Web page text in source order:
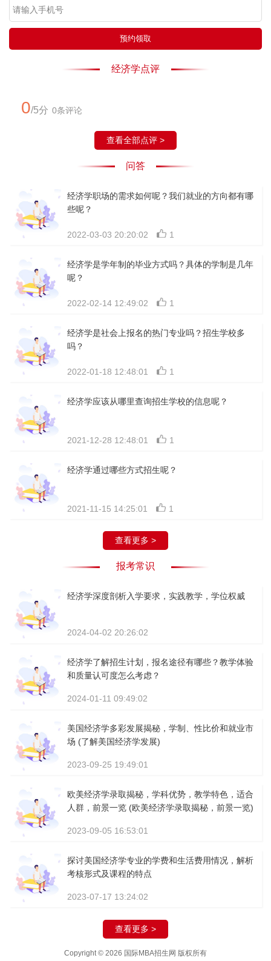
预约领取
经济学点评
0/5分 0条评论
查看全部点评 >
问答
经济学职场的需求如何呢？我们就业的方向都有哪
些呢？
2022-03-03 20:20:02 1
经济学是学年制的毕业方式吗？具体的学制是几年
呢？
2022-02-14 12:49:02 1
经济学是社会上报名的热门专业吗？招生学校多
吗？
2022-01-18 12:48:01 1
经济学应该从哪里查询招生学校的信息呢？
2021-12-28 12:48:01 1
经济学通过哪些方式招生呢？
2021-11-15 14:25:01 1
查看更多 >
报考常识
经济学深度剖析入学要求，实践教学，学位权威
2024-04-02 20:26:02
经济学了解招生计划，报名途径有哪些？教学体验
和质量认可度怎么考虑？
2024-01-11 09:49:02
美国经济学多彩发展揭秘，学制、性比价和就业市
场 (了解美国经济学发展)
2023-09-25 19:49:01
欧美经济学录取揭秘，学科优势，教学特色，适合
人群，前景一览 (欧美经济学录取揭秘，前景一览)
2023-09-05 16:53:01
探讨美国经济学专业的学费和生活费用情况，解析
考核形式及课程的特点
2023-07-17 13:24:02
查看更多 >
Copyright © 2026 国际MBA招生网 版权所有